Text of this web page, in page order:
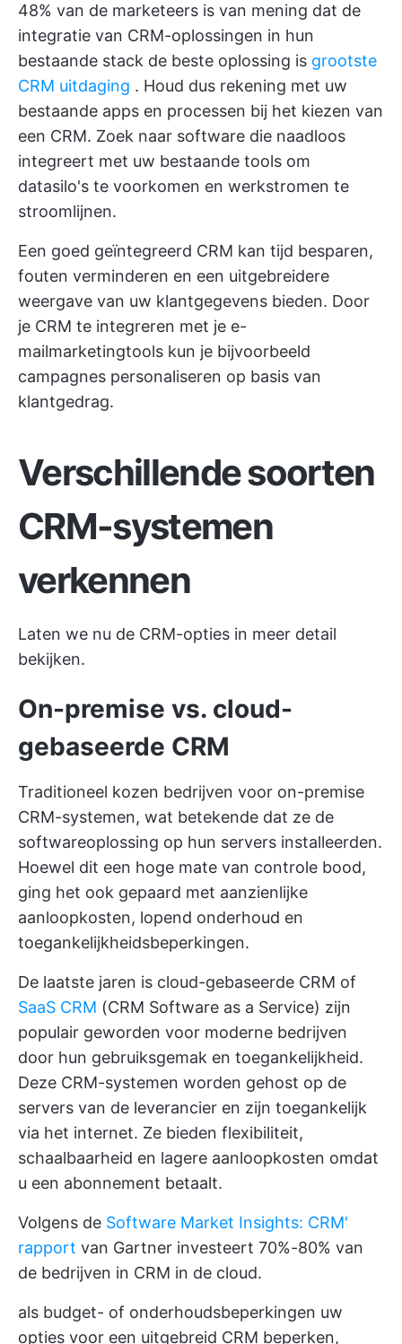
48% van de marketeers is van mening dat de
integratie van CRM-oplossingen in hun
bestaande stack de beste oplossing is grootste
CRM uitdaging . Houd dus rekening met uw
bestaande apps en processen bij het kiezen van
een CRM. Zoek naar software die naadloos
integreert met uw bestaande tools om
datasilo's te voorkomen en werkstromen te
stroomlijnen.
Een goed geïntegreerd CRM kan tijd besparen,
fouten verminderen en een uitgebreidere
weergave van uw klantgegevens bieden. Door
je CRM te integreren met je e-
mailmarketingtools kun je bijvoorbeeld
campagnes personaliseren op basis van
klantgedrag.
Verschillende soorten
CRM-systemen
verkennen
Laten we nu de CRM-opties in meer detail
bekijken.
On-premise vs. cloud-
gebaseerde CRM
Traditioneel kozen bedrijven voor on-premise
CRM-systemen, wat betekende dat ze de
softwareoplossing op hun servers installeerden.
Hoewel dit een hoge mate van controle bood,
ging het ook gepaard met aanzienlijke
aanloopkosten, lopend onderhoud en
toegankelijkheidsbeperkingen.
De laatste jaren is cloud-gebaseerde CRM of
SaaS CRM (CRM Software as a Service) zijn
populair geworden voor moderne bedrijven
door hun gebruiksgemak en toegankelijkheid.
Deze CRM-systemen worden gehost op de
servers van de leverancier en zijn toegankelijk
via het internet. Ze bieden flexibiliteit,
schaalbaarheid en lagere aanloopkosten omdat
u een abonnement betaalt.
Volgens de Software Market Insights: CRM'
rapport van Gartner investeert 70%-80% van
de bedrijven in CRM in de cloud.
als budget- of onderhoudsbeperkingen uw
opties voor een uitgebreid CRM beperken,